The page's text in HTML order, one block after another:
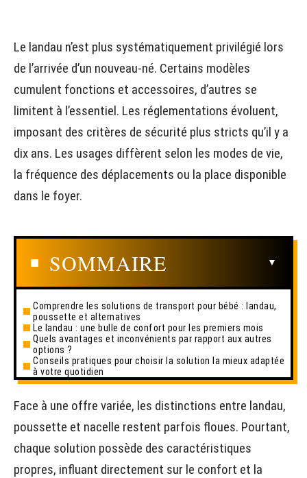
Le landau n’est plus systématiquement privilégié lors
de l’arrivée d’un nouveau-né. Certains modèles
cumulent fonctions et accessoires, d’autres se
limitent à l’essentiel. Les réglementations évoluent,
imposant des critères de sécurité plus stricts qu’il y a
dix ans. Les usages diffèrent selon les modes de vie,
la fréquence des déplacements ou la place disponible
dans le foyer.
SOMMAIRE
Comprendre les solutions de transport pour bébé : landau,
poussette et alternatives
Le landau : une bulle de confort pour les premiers mois
Quels avantages et inconvénients par rapport aux autres
options ?
Conseils pratiques pour choisir la solution la mieux adaptée
à votre quotidien
Face à une offre variée, les distinctions entre landau,
poussette et nacelle restent parfois floues. Pourtant,
chaque solution possède des caractéristiques
propres, influant directement sur le confort et la